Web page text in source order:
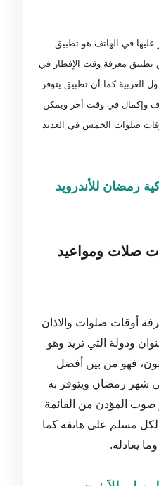
في الهاتف هو تطبيق
معرفة وقت الإفطار في
العربية كما أن تطبيق يتوفر
وإكمال في وقت أخر ويمكن
صلوات الخمس في العديد
رمضان للأندرويد
صلات ومواعيد
أوقات صلوات والاذان
ودولة التي تريد وهو
فهو من بين أفضل
شهر رمضان ويتوفر به
صوت المؤذن من القائمة
لكل مسلم على هاتفه كما
يعادله.